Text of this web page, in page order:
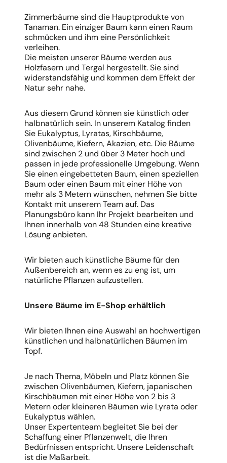
Zimmerbäume sind die Hauptprodukte von
Tanaman. Ein einziger Baum kann einen Raum
schmücken und ihm eine Persönlichkeit
verleihen.
Die meisten unserer Bäume werden aus
Holzfasern und Tergal hergestellt. Sie sind
widerstandsfähig und kommen dem Effekt der
Natur sehr nahe.
Aus diesem Grund können sie künstlich oder
halbnatürlich sein. In unserem Katalog finden
Sie Eukalyptus, Lyratas, Kirschbäume,
Olivenbäume, Kiefern, Akazien, etc. Die Bäume
sind zwischen 2 und über 3 Meter hoch und
passen in jede professionelle Umgebung. Wenn
Sie einen eingebetteten Baum, einen speziellen
Baum oder einen Baum mit einer Höhe von
mehr als 3 Metern wünschen, nehmen Sie bitte
Kontakt mit unserem Team auf. Das
Planungsbüro kann Ihr Projekt bearbeiten und
Ihnen innerhalb von 48 Stunden eine kreative
Lösung anbieten.
Wir bieten auch künstliche Bäume für den
Außenbereich an, wenn es zu eng ist, um
natürliche Pflanzen aufzustellen.
Unsere Bäume im E-Shop erhältlich
Wir bieten Ihnen eine Auswahl an hochwertigen
künstlichen und halbnatürlichen Bäumen im
Topf.
Je nach Thema, Möbeln und Platz können Sie
zwischen Olivenbäumen, Kiefern, japanischen
Kirschbäumen mit einer Höhe von 2 bis 3
Metern oder kleineren Bäumen wie Lyrata oder
Eukalyptus wählen.
Unser Expertenteam begleitet Sie bei der
Schaffung einer Pflanzenwelt, die Ihren
Bedürfnissen entspricht. Unsere Leidenschaft
ist die Maßarbeit.